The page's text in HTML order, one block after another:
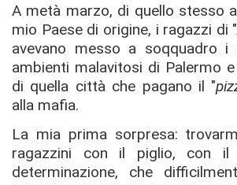
A metà marzo, di quello stesso
mio Paese di origine, i ragazzi di "
avevano messo a soqquadro
ambienti malavitosi di Palermo
di quella città che pagano il "
alla mafia.
La mia prima sorpresa:
ragazzini con il piglio, con
determinazione, che